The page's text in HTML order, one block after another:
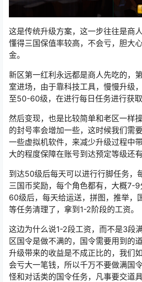
这是传统升级方案，这一步往往是商
懂得三国保值率较高，不会亏，胆大
金。
新区第一红利永远都是商人先吃的，
室进场，由于靠科技工具，慢慢升级
至50-60级，在进行每日任务进行获取
然后变现，也是比较简单和老区一样
的封号率会增加一些，这时候我们需
一些虚拟机软件，来减少升级过程中
大的程度保障在账号到达预定等级还
到达50级后每天可以进行行脚任务，
三国币奖励，每个角色都有，大概7-
60级后，每天给运送，拼图，推举，
等任务清理了，拿到1-2阶段的工资。
这边为什么说1-2段工资，而不是3段
区国令是做不满的，国令需要用到的
升级带来的收益是不成正比的，我们
会亏大一笔钱，所以千万不要做满国
怪和对话类的国令任务，凡事要交道